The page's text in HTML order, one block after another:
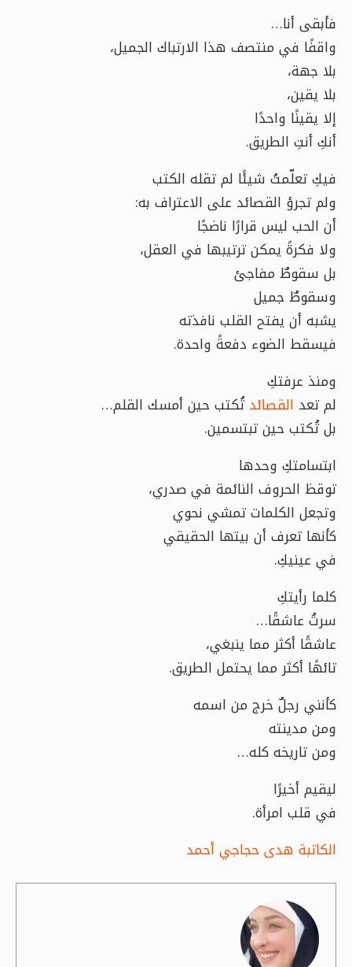
فأبقى أنا…
واقفًا في منتصف هذا الارتباك الجميل،
بلا جهة،
بلا يقين،
إلا يقينًا واحدًا
أنكِ أنتِ الطريق.
فيكِ تعلّمتُ شيئًا لم تقله الكتب
ولم تجرؤ القصائد على الاعتراف به:
أن الحب ليس قرارًا ناضجًا
ولا فكرةً يمكن ترتيبها في العقل،
بل سقوطٌ مفاجئ
وسقوطٌ جميل
يشبه أن يفتح القلب نافذته
فيسقط الضوء دفعةً واحدة.
ومنذ عرفتكِ
لم تعد القصائد تُكتب حين أمسك القلم…
بل تُكتب حين تبتسمين.
ابتسامتكِ وحدها
توقظ الحروف النائمة في صدري،
وتجعل الكلمات تمشي نحوي
كأنها تعرف أن بيتها الحقيقي
في عينيكِ.
كلما رأيتكِ
سرتُ عاشقًا…
عاشقًا أكثر مما ينبغي،
تائهًا أكثر مما يحتمل الطريق.
كأنني رجلٌ خرج من اسمه
ومن مدينته
ومن تاريخه كله…
ليقيم أخيرًا
في قلب امرأة.
الكاتبة هدى حجاجي أحمد